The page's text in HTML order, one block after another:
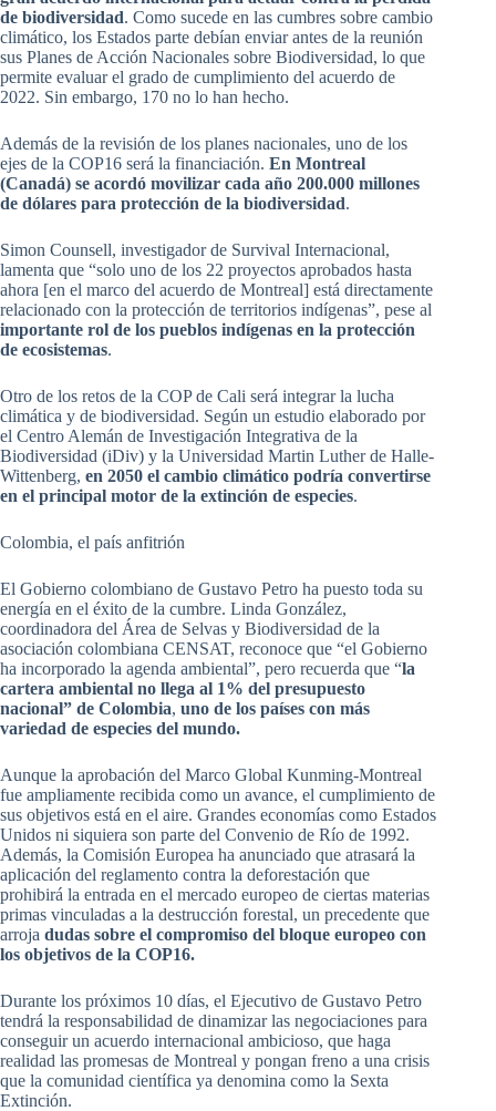
de biodiversidad. Como sucede en las cumbres sobre cambio
climático, los Estados parte debían enviar antes de la reunión
sus Planes de Acción Nacionales sobre Biodiversidad, lo que
permite evaluar el grado de cumplimiento del acuerdo de
2022. Sin embargo, 170 no lo han hecho.
Además de la revisión de los planes nacionales, uno de los
ejes de la COP16 será la financiación. En Montreal
(Canadá) se acordó movilizar cada año 200.000 millones
de dólares para protección de la biodiversidad.
Simon Counsell, investigador de Survival Internacional,
lamenta que “solo uno de los 22 proyectos aprobados hasta
ahora [en el marco del acuerdo de Montreal] está directamente
relacionado con la protección de territorios indígenas”, pese al
importante rol de los pueblos indígenas en la protección
de ecosistemas.
Otro de los retos de la COP de Cali será integrar la lucha
climática y de biodiversidad. Según un estudio elaborado por
el Centro Alemán de Investigación Integrativa de la
Biodiversidad (iDiv) y la Universidad Martin Luther de Halle-
Wittenberg, en 2050 el cambio climático podría convertirse
en el principal motor de la extinción de especies.
Colombia, el país anfitrión
El Gobierno colombiano de Gustavo Petro ha puesto toda su
energía en el éxito de la cumbre. Linda González,
coordinadora del Área de Selvas y Biodiversidad de la
asociación colombiana CENSAT, reconoce que “el Gobierno
ha incorporado la agenda ambiental”, pero recuerda que “la
cartera ambiental no llega al 1% del presupuesto
nacional” de Colombia, uno de los países con más
variedad de especies del mundo.
Aunque la aprobación del Marco Global Kunming-Montreal
fue ampliamente recibida como un avance, el cumplimiento de
sus objetivos está en el aire. Grandes economías como Estados
Unidos ni siquiera son parte del Convenio de Río de 1992.
Además, la Comisión Europea ha anunciado que atrasará la
aplicación del reglamento contra la deforestación que
prohibirá la entrada en el mercado europeo de ciertas materias
primas vinculadas a la destrucción forestal, un precedente que
arroja dudas sobre el compromiso del bloque europeo con
los objetivos de la COP16.
Durante los próximos 10 días, el Ejecutivo de Gustavo Petro
tendrá la responsabilidad de dinamizar las negociaciones para
conseguir un acuerdo internacional ambicioso, que haga
realidad las promesas de Montreal y pongan freno a una crisis
que la comunidad científica ya denomina como la Sexta
Extinción.